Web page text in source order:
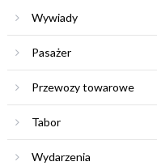
Wywiady
Pasażer
Przewozy towarowe
Tabor
Wydarzenia